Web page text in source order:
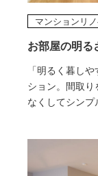
お部屋の明る
「明るく暮し
ション。間取
なくしてシンプ
マンションリ